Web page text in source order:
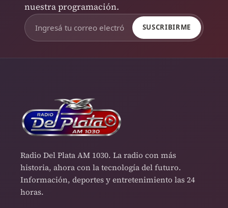
nuestra programación.
SUSCRIBIRME
Radio Del Plata AM 1030. La radio con más
historia, ahora con la tecnología del futuro.
Información, deportes y entretenimiento las 24
horas.